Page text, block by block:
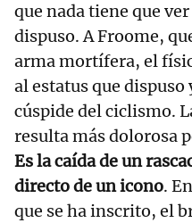
que nada tiene que
dispuso. A Froome,
arma mortífera, el
al estatus que dispuso
cúspide del ciclismo.
resulta más dolorosa
Es la caída de un
directo de un icono.
que se ha inscrito, el